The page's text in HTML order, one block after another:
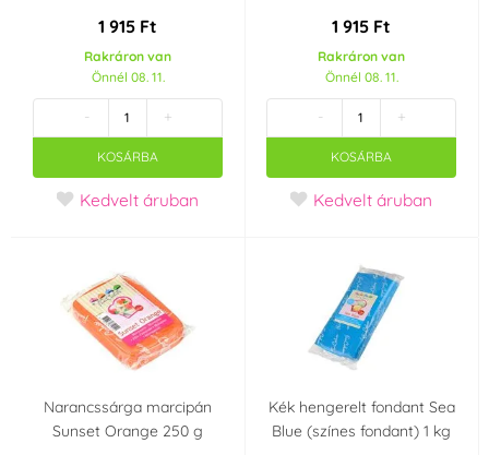
1 915 Ft
Rakráron van
Önnél 08. 11.
- +
KOSÁRBA
Kedvelt áruban
1 915 Ft
Rakráron van
Önnél 08. 11.
- +
KOSÁRBA
Kedvelt áruban
Narancssárga marcipán
Sunset Orange 250 g
Kék hengerelt fondant Sea
Blue (színes fondant) 1 kg